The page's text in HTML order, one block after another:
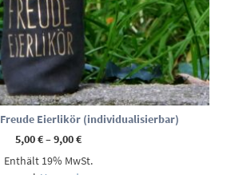
Eierlikör (individualisierbar)
5,00€–9,00€Preisspanne:
bis
Enthält 19% MwSt.